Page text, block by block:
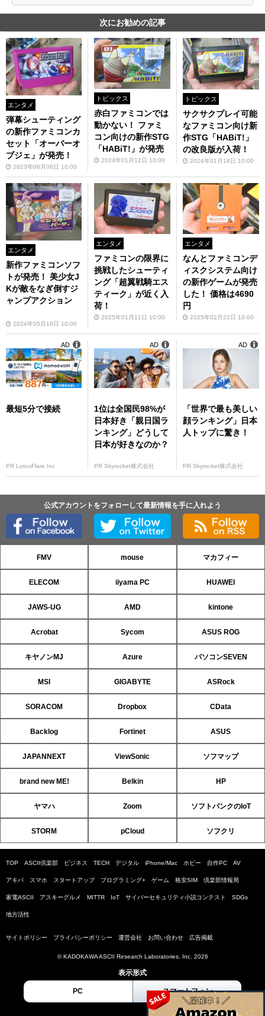
次にお勧めの記事
エンタメ
弾幕シューティング
の新作ファミコンカ
セット「オーバーオ
ブジェ」が発売！
2023年06月08日 10:00
トピックス
赤白ファミコンでは
動かない！ ファミ
コン向けの新作STG
「HABiT!」が発売
2024年01月12日 10:00
トピックス
サクサクプレイ可能
なファミコン向け新
作STG「HABiT!」
の改良版が入荷！
2024年01月18日 10:00
エンタメ
新作ファミコンソフ
トが発売！ 美少女J
Kが敵をなぎ倒すジ
ャンプアクション
2024年05月18日 10:00
エンタメ
ファミコンの限界に
挑戦したシューティ
ング「超翼戦騎エス
ティーク」が近く入
荷！
2025年01月11日 10:00
エンタメ
なんとファミコンデ
ィスクシステム向け
の新作ゲームが発売
した！ 価格は4690
円
2025年02月22日 10:00
最短5分で接続
PR LotusFlare Inc
AD
1位は全国民98%が
日本好き「親日国ラ
ンキング」どうして
日本が好きなのか？
PR Skyrocket株式会社
AD
「世界で最も美しい
顔ランキング」日本
人トップに驚き！
PR Skyrocket株式会社
AD
公式アカウントをフォローして最新情報を手に入れよう
FMV mouse マカフィー
ELECOM iiyama PC HUAWEI
JAWS-UG AMD kintone
Acrobat Sycom ASUS ROG
キヤノンMJ Azure パソコンSEVEN
MSI GIGABYTE ASRock
SORACOM Dropbox CData
Backlog Fortinet ASUS
JAPANNEXT ViewSonic ソフマップ
brand new ME! Belkin HP
ヤマハ Zoom ソフトバンクのIoT
STORM pCloud ソフクリ
TOP ASCII倶楽部 ビジネス TECH デジタル iPhone/Mac ホビー 自作PC AV
アキバ スマホ スタートアップ プログラミング+ ゲーム 格安SIM 倶楽部情報局
家電ASCII アスキーグルメ MITTR IoT サイバーセキュリティ小説コンテスト SDGs
地方活性
サイトポリシー プライバシーポリシー 運営会社 お問い合わせ 広告掲載
© KADOKAWA ASCII Research Laboratories, Inc. 2026
表示形式
PC スマートフォン